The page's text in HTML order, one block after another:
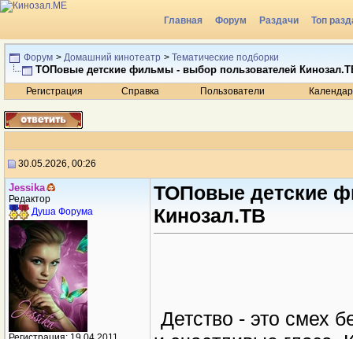
Главная Форум Раздачи Топ
Радио
Форум > Домашний кинотеатр > Тематические подборки
ТОПовые детские фильмы - выбор пользователей
Регистрация Справка Пользователи
30.05.2026, 00:26
Jеssikа
Редактор
Душа Форума
ТОПовые детские
Кинозал.ТВ
Детство - это смех